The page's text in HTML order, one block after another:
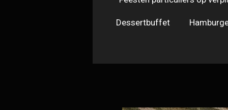
Dessertbuffet